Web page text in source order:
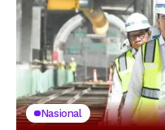
Nasional